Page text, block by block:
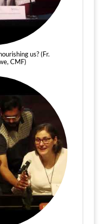
us? (Fr.
CMF)